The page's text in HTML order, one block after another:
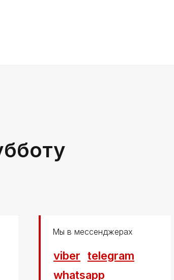
Мы в мессенджерах
viber telegram
whatsapp